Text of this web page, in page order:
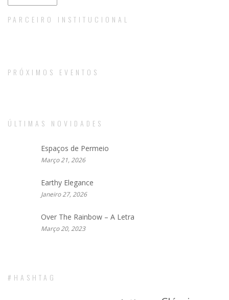
PARCEIRO INSTITUCIONAL
PRÓXIMOS EVENTOS
ÚLTIMAS NOVIDADES
Espaços de Permeio
Março 21, 2026
Earthy Elegance
Janeiro 27, 2026
Over The Rainbow – A Letra
Março 20, 2023
#HASHTAG